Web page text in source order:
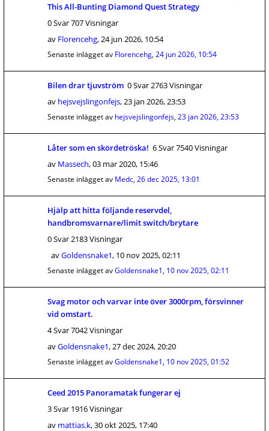
This All-Bunting Diamond Quest Strategy
0 Svar 707 Visningar
av Florencehg,24 jun 2026, 10:54
Senaste inlägget av Florencehg, 24 jun 2026, 10:54
Bilen drar tjuvström 0 Svar 2763 Visningar
av hejsvejslingonfejs,23 jan 2026, 23:53
Senaste inlägget av hejsvejslingonfejs, 23 jan 2026, 23:53
Låter som en skördetröska! 6 Svar 7540 Visningar
av Massech,03 mar 2020, 15:46
Senaste inlägget av Medc, 26 dec 2025, 13:01
Hjälp att hitta följande reservdel,
handbromsvarnare/limit switch/brytare
0 Svar 2183 Visningar
avGoldensnake1, 10 nov 2025, 02:11
Senaste inlägget avGoldensnake1, 10 nov 2025, 02:11
Svag motor och varvar inte över 3000rpm, försvinner
vid omstart.
4 Svar 7042 Visningar
avGoldensnake1,27 dec 2024, 20:20
Senaste inlägget avGoldensnake1, 10 nov 2025, 01:52
Ceed 2015 Panoramatak fungerar ej
3 Svar 1916 Visningar
av mattias.k,30 okt 2025, 17:40